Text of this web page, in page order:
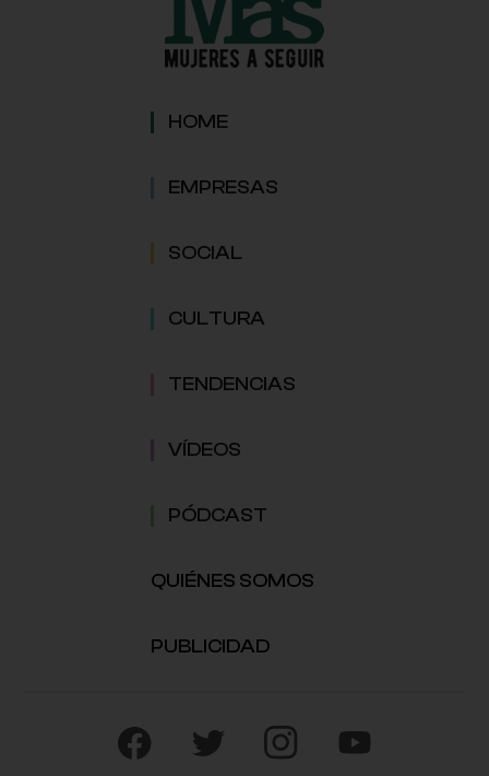
HOME
EMPRESAS
SOCIAL
CULTURA
TENDENCIAS
VÍDEOS
PÓDCAST
QUIÉNES SOMOS
PUBLICIDAD